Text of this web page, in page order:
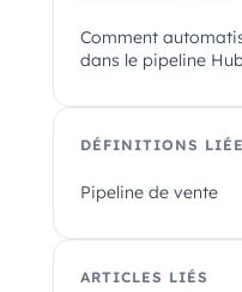
Comment
dans le pipeline
DÉFINITIONS
Pipeline de vente
ARTICLES LIÉS